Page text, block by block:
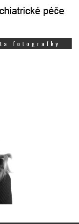
fotografky